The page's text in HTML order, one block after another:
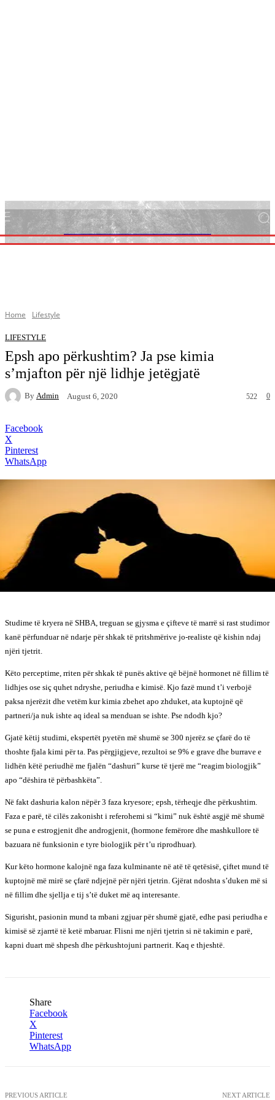
FOCUS ALBANIA
Home Lifestyle
LIFESTYLE
Epsh apo përkushtim? Ja pse kimia
s’mjafton për një lidhje jetëgjatë
By Admin August 6, 2020 0
522
Facebook
X
Pinterest
WhatsApp
Studime të kryera në SHBA, treguan se gjysma e çifteve të marrë si rast studimor
kanë përfunduar në ndarje për shkak të pritshmërive jo-realiste që kishin ndaj
njëri tjetrit.
Këto perceptime, rriten për shkak të punës aktive që bëjnë hormonet në fillim të
lidhjes ose siç quhet ndryshe, periudha e kimisë. Kjo fazë mund t’i verbojë
paksa njerëzit dhe vetëm kur kimia zbehet apo zhduket, ata kuptojnë që
partneri/ja nuk ishte aq ideal sa menduan se ishte. Pse ndodh kjo?
Gjatë këtij studimi, ekspertët pyetën më shumë se 300 njerëz se çfarë do të
thoshte fjala kimi për ta. Pas përgjigjeve, rezultoi se 9% e grave dhe burrave e
lidhën këtë periudhë me fjalën “dashuri” kurse të tjerë me “reagim biologjik”
apo “dëshira të përbashkëta”.
Në fakt dashuria kalon nëpër 3 faza kryesore; epsh, tërheqje dhe përkushtim.
Faza e parë, të cilës zakonisht i referohemi si “kimi” nuk është asgjë më shumë
se puna e estrogjenit dhe androgjenit, (hormone femërore dhe mashkullore të
bazuara në funksionin e tyre biologjik për t’u riprodhuar).
Kur këto hormone kalojnë nga faza kulminante në atë të qetësisë, çiftet mund të
kuptojnë më mirë se çfarë ndjejnë për njëri tjetrin. Gjërat ndoshta s’duken më si
në fillim dhe sjellja e tij s’të duket më aq interesante.
Sigurisht, pasionin mund ta mbani zgjuar për shumë gjatë, edhe pasi periudha e
kimisë së zjarrtë të ketë mbaruar. Flisni me njëri tjetrin si në takimin e parë,
kapni duart më shpesh dhe përkushtojuni partnerit. Kaq e thjeshtë.
Share
Facebook
X
Pinterest
WhatsApp
PREVIOUS ARTICLE NEXT ARTICLE